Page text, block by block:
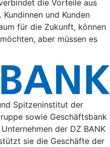
die Vorteile aus
und Kunden
für die Zukunft, können
aber müssen es
Spitzeninstitut der
sowie Geschäftsbank
der DZ BANK
sie die Geschäfte der